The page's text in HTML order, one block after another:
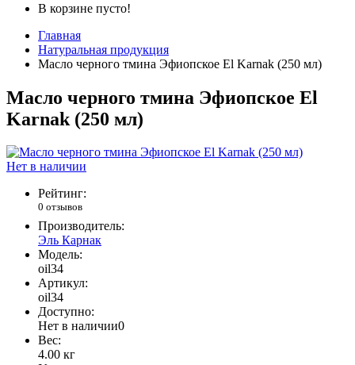
В корзине пусто!
Главная
Натуральная продукция
Масло черного тмина Эфиопское El Karnak (250 мл)
Масло черного тмина Эфиопское El
Karnak (250 мл)
Нет в наличии
Рейтинг:
0 отзывов
Производитель:
Эль Карнак
Модель:
oil34
Артикул:
oil34
Доступно:
Нет в наличии0
Вес:
4.00 кг